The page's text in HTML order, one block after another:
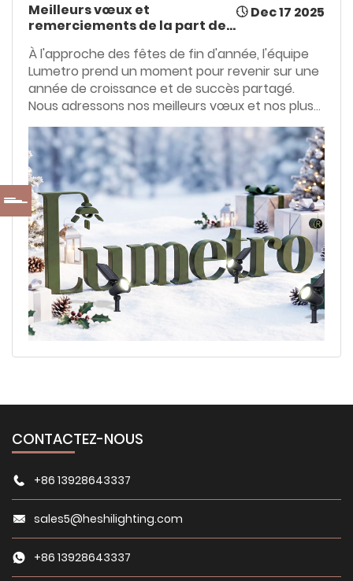
Meilleurs vœux et
remerciements de la part de
Dec 17 2025
À l'approche des fêtes de fin d'année, l'équipe
Lumetro prend un moment pour revenir sur une
année de croissance et de succès partagé.
Nous adressons nos meilleurs vœux et nos plus
sincères remerciements à nos précieux clients
et partenaires pour leur confiance et leur
soutien indéfectibles.
CONTACTEZ-NOUS
+86 13928643337
sales5@heshilighting.com
+86 13928643337